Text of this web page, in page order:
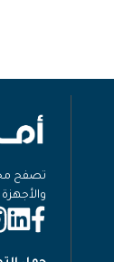
تصفح
والأجهزة